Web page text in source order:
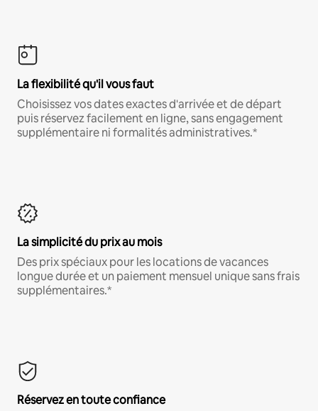
La flexibilité qu'il vous faut
Choisissez vos dates exactes d'arrivée et de départ
puis réservez facilement en ligne, sans engagement
supplémentaire ni formalités administratives.*
La simplicité du prix au mois
Des prix spéciaux pour les locations de vacances
longue durée et un paiement mensuel unique sans frais
supplémentaires.*
Réservez en toute confiance